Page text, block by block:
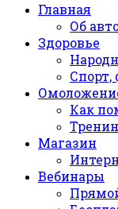
Главная
Об
Здоровье
Спорт,
Как
Магазин
Вебинары